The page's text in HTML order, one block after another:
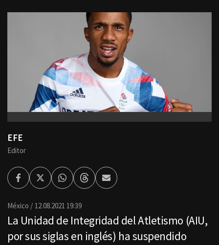
EFE
Editor
FacebookTwitterWhatsappThreadsEnviar
por
México 12.08.2021 19:39
La Unidad de Integridad del Atletismo (AIU,
por sus siglas en inglés) ha suspendido